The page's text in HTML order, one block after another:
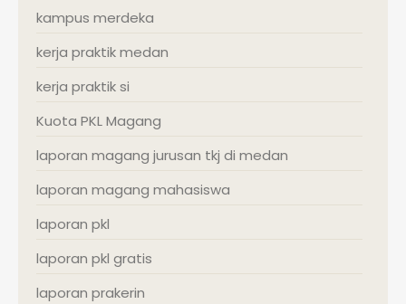
kampus merdeka
kerja praktik medan
kerja praktik si
Kuota PKL Magang
laporan magang jurusan tkj di medan
laporan magang mahasiswa
laporan pkl
laporan pkl gratis
laporan prakerin